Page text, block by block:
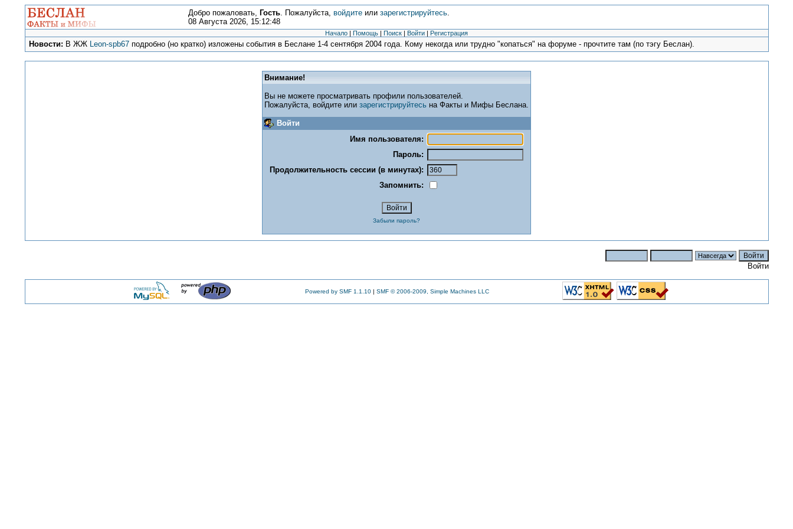
Добро пожаловать, Гость. Пожалуйста, войдитеили зарегистрируйтесь.
08 Августа 2026, 15:12:48
Начало | Помощь | Поиск | Войти | Регистрация
Новости: В ЖЖ Leon-spb67 подробно (но кратко) изложены события в Беслане 1-4 сентября 2004 года. Кому некогда или трудно "копаться" на форуме - прочтите там (по тэгу Беслан).
Внимание!
Вы не можете просматривать профили пользователей.
Пожалуйста, войдите или зарегистрируйтесь на Факты и Мифы Беслана.
Войти
Имя пользователя:
Пароль:
Продолжительность сессии (в минутах):
Запомнить:
Забыли пароль?
Войти
Powered by SMF 1.1.10| SMF © 2006-2009, Simple Machines LLC